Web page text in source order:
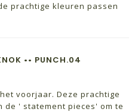
prachtige kleuren passen
•• PUNCH.04
voorjaar. Deze prachtige
de ' statement pieces' om te